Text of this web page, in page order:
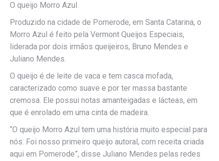
O queijo Morro Azul
Produzido na cidade de Pomerode, em Santa Catarina, o
Morro Azul é feito pela Vermont Queijos Especiais,
liderada por dois irmãos queijeiros, Bruno Mendes e
Juliano Mendes.
O queijo é de leite de vaca e tem casca mofada,
caracterizado como suave e por ter massa bastante
cremosa. Ele possui notas amanteigadas e lácteas, em
que é enrolado em uma cinta de madeira.
“O queijo Morro Azul tem uma história muito especial para
nós. Foi nosso primeiro queijo autoral, com receita criada
aqui em Pomerode”, disse Juliano Mendes pelas redes